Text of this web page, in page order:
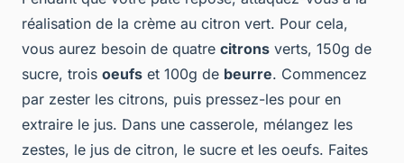
réalisation de la crème au citron vert. Pour cela,
vous aurez besoin de quatre citrons verts, 150g de
sucre, trois oeufs et 100g de beurre. Commencez
par zester les citrons, puis pressez-les pour en
extraire le jus. Dans une casserole, mélangez les
zestes, le jus de citron, le sucre et les oeufs. Faites